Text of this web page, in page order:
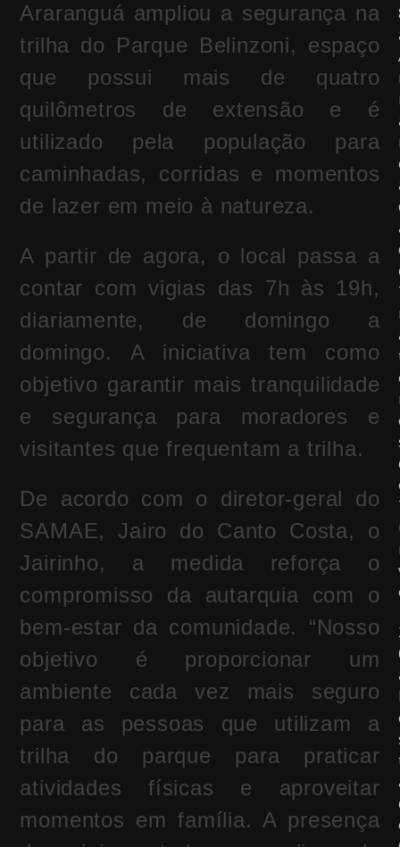
Araranguá ampliou a segurança na
trilha do Parque Belinzoni, espaço
que possui mais de quatro
quilômetros de extensão e é
utilizado pela população para
caminhadas, corridas e momentos
de lazer em meio à natureza.
A partir de agora, o local passa a
contar com vigias das 7h às 19h,
diariamente, de domingo a
domingo. A iniciativa tem como
objetivo garantir mais tranquilidade
e segurança para moradores e
visitantes que frequentam a trilha.
De acordo com o diretor-geral do
SAMAE, Jairo do Canto Costa, o
Jairinho, a medida reforça o
compromisso da autarquia com o
bem-estar da comunidade. “Nosso
objetivo é proporcionar um
ambiente cada vez mais seguro
para as pessoas que utilizam a
trilha do parque para praticar
atividades físicas e aproveitar
momentos em família. A presença